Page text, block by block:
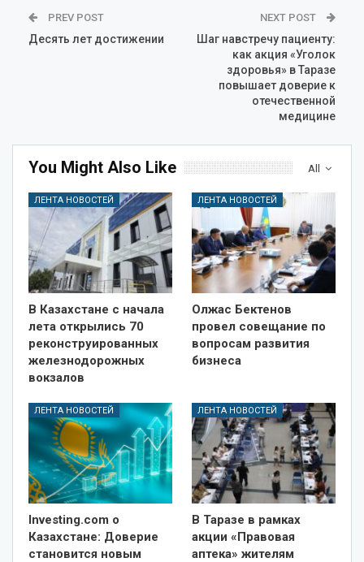
PREV POST
Десять лет достижении
NEXT POST
Шаг навстречу пациенту:
как акция «Уголок
здоровья» в Таразе
повышает доверие к
отечественной
медицине
All
You Might Also Like
ЛЕНТА НОВОСТЕЙ
В Казахстане с начала
лета открылись 70
реконструированных
железнодорожных
вокзалов
ЛЕНТА НОВОСТЕЙ
Олжас Бектенов
провел совещание по
вопросам развития
бизнеса
ЛЕНТА НОВОСТЕЙ
Investing.com о
Казахстане: Доверие
становится новым
ЛЕНТА НОВОСТЕЙ
В Таразе в рамках
акции «Правовая
аптека» жителям